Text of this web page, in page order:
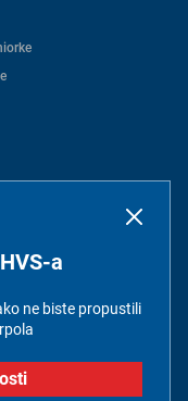
a
ne biste propustili